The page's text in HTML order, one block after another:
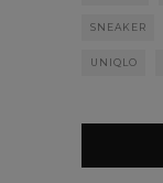
SNEAKER
UNIQLO